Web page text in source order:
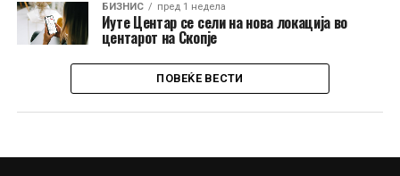
БИЗНИС пред 1 недела
Иуте Центар се сели на нова локација во
центарот на Скопје
ПОВЕЌЕ ВЕСТИ